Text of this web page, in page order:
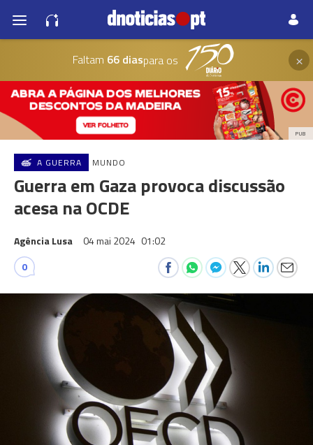
Faltam 66 diaspara os ×
PUB
A GUERRA MUNDO
Guerra em Gaza provoca discussão
acesa na OCDE
Agência Lusa 04 mai 2024 01:02
0